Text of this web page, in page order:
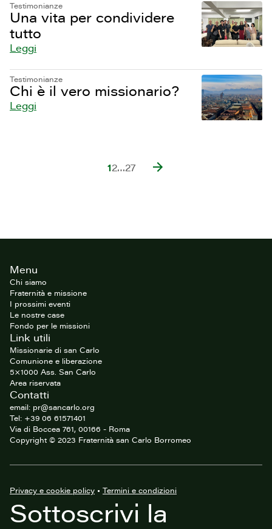
Testimonianze
Una vita per condividere
tutto
Leggi
Testimonianze
Chi è il vero missionario?
Leggi
12…27
FooterMenu
Chi siamo
Fraternità e missione
I prossimi eventi
Le nostre case
Fondo per le missioni
Link utili
Missionarie di san Carlo
Comunione e liberazione
5×1000 Ass. San Carlo
Area riservata
Contatti
email: pr@sancarlo.org
Tel: +39 06 61571401
Via di Boccea 761, 00166 - Roma
Copyright © 2023 Fraternità san Carlo Borromeo
Privacy e cookie policy • Termini e condizioni
Sottoscrivi la